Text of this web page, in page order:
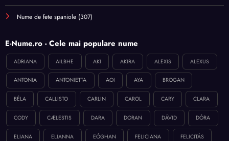
Nume de fete spaniole (307)
E-Nume.ro - Cele mai populare nume
ADRIANA AILBHE AKI AKIRA ALEXIS ALEXUS
ANTONIA ANTONIETTA AOI AYA BROGAN
BÉLA CALLISTO CARLIN CAROL CARY CLARA
CODY CÆLESTIS DARA DORAN DÁVID DÓRA
ELIANA ELIANNA EÓGHAN FELICIANA FELICITÁS